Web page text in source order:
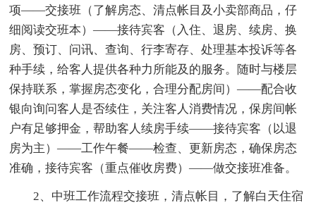
项——交接班（了解房态、清点帐目及小卖部商品，仔
细阅读交班本）——接待宾客（入住、退房、续房、换
房、预订、问讯、查询、行李寄存、处理基本投诉等各
种手续，给客人提供各种力所能及的服务。随时与楼层
保持联系，掌握房态变化，合理分配房间）——配合收
银向询问客人是否续住，关注客人消费情况，保房间帐
户有足够押金，帮助客人续房手续——接待宾客（以退
房为主）——工作午餐——检查、更新房态，确保房态
准确，接待宾客（重点催收房费）——做交接班准备。
2、中班工作流程交接班，清点帐目，了解白天住宿